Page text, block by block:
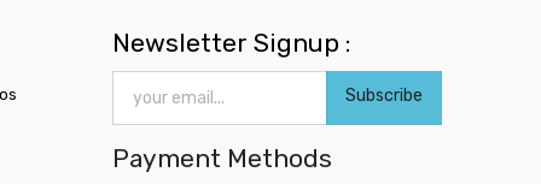
Newsletter Signup :
Subscribe
Payment Methods